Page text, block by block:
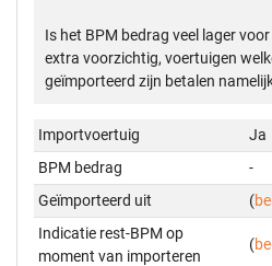
Is het BPM bedrag veel lager
extra voorzichtig, voertuigen
geïmporteerd zijn betalen
Importvoertuig
Ja
BPM bedrag
-
Geïmporteerd uit
(
Indicatie rest-BPM op
moment van importeren
(